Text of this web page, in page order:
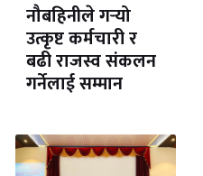
नौबहिनीले गर्‍यो
उत्कृष्ट कर्मचारी र
बढी राजस्व संकलन
गर्नेलाई सम्मान